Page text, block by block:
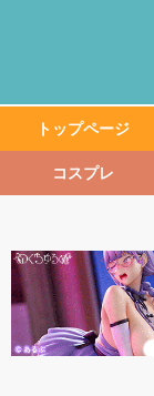
トップページ
コスプレ